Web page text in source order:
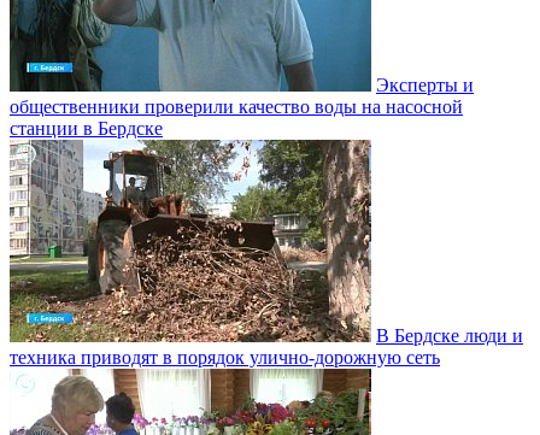
Эксперты и
общественники проверили качество воды на насосной
станции в Бердске
В Бердске люди и
техника приводят в порядок улично‑дорожную сеть